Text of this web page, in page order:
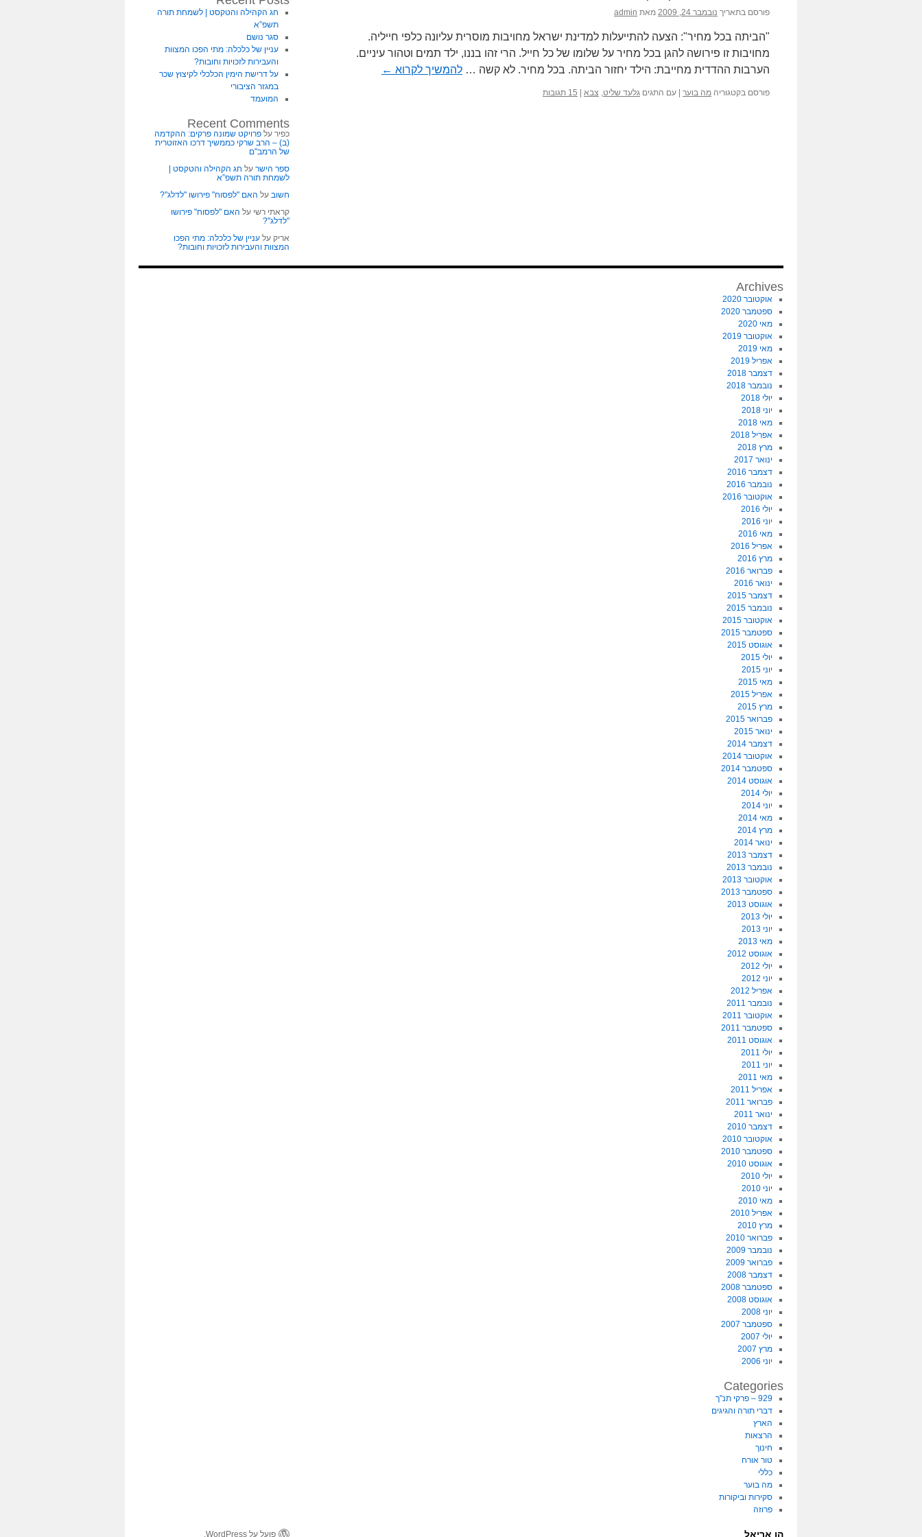
פורסם בתאריך נובמבר 24, 2009 מאת admin
"הביתה בכל מחיר": הצעה להתייעלות למדינת ישראל מחויבות מוסרית עליונה כלפי חייליה.
מחויבות זו פירושה להגן בכל מחיר על שלומו של כל חייל. הרי זהו בננו, ילד תמים וטהור עיניים.
הערבות ההדדית מחייבת: הילד יחזור הביתה. בכל מחיר. לא קשה … להמשיך לקרוא ←
פורסם בקטגוריה מה בוער עם התגים גלעד שליט, צבא 15 תגובות
חג הקהילה והטקסט | לשמחת תורה
תשפ”א
סגר נושם
עניין של כלכלה: מתי הפכו המצוות
והעבירות לזכויות וחובות?
על דרישת הימין הכלכלי לקיצוץ שכר
במגזר הציבורי
המועמד
Recent Comments
כפיר על פרויקט שמונה פרקים: ההקדמה
(ב) – הרב שרקי כממשיך דרכו האזוטרית
של הרמב"ם
ספר הישר על חג הקהילה והטקסט |
לשמחת תורה תשפ”א
חשוב על האם "לפסוח" פירושו "לדלג"?
קראתי רשי על האם "לפסוח" פירושו
"לדלג"?
אריק על עניין של כלכלה: מתי הפכו
המצוות והעבירות לזכויות וחובות?
Archives
אוקטובר 2020
ספטמבר 2020
מאי 2020
אוקטובר 2019
מאי 2019
אפריל 2019
דצמבר 2018
נובמבר 2018
יולי 2018
יוני 2018
מאי 2018
אפריל 2018
מרץ 2018
ינואר 2017
דצמבר 2016
נובמבר 2016
אוקטובר 2016
יולי 2016
יוני 2016
מאי 2016
אפריל 2016
מרץ 2016
פברואר 2016
ינואר 2016
דצמבר 2015
נובמבר 2015
אוקטובר 2015
ספטמבר 2015
אוגוסט 2015
יולי 2015
יוני 2015
מאי 2015
אפריל 2015
מרץ 2015
פברואר 2015
ינואר 2015
דצמבר 2014
אוקטובר 2014
ספטמבר 2014
אוגוסט 2014
יולי 2014
יוני 2014
מאי 2014
מרץ 2014
ינואר 2014
דצמבר 2013
נובמבר 2013
אוקטובר 2013
ספטמבר 2013
אוגוסט 2013
יולי 2013
יוני 2013
מאי 2013
אוגוסט 2012
יולי 2012
יוני 2012
אפריל 2012
נובמבר 2011
אוקטובר 2011
ספטמבר 2011
אוגוסט 2011
יולי 2011
יוני 2011
מאי 2011
אפריל 2011
פברואר 2011
ינואר 2011
דצמבר 2010
אוקטובר 2010
ספטמבר 2010
אוגוסט 2010
יולי 2010
יוני 2010
מאי 2010
אפריל 2010
מרץ 2010
פברואר 2010
נובמבר 2009
פברואר 2009
דצמבר 2008
ספטמבר 2008
אוגוסט 2008
יוני 2008
ספטמבר 2007
יולי 2007
מרץ 2007
יוני 2006
Categories
929 – פרקי תנ"ך
דברי תורה והגיגים
הארץ
הרצאות
חינוך
טור אורח
כללי
מה בוער
סקירות וביקורות
פרוזה
הו אריאל פועל על WordPress.